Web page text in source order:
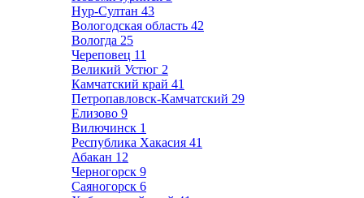
Нур-Султан 43
Вологодская область 42
Вологда 25
Череповец 11
Великий Устюг 2
Камчатский край 41
Петропавловск-Камчатский 29
Елизово 9
Вилючинск 1
Республика Хакасия 41
Абакан 12
Черногорск 9
Саяногорск 6